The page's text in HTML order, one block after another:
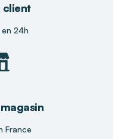
client
24h
France